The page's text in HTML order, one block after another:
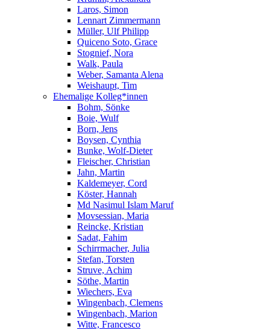
Laros, Simon
Lennart Zimmermann
Müller, Ulf Philipp
Quiceno Soto, Grace
Stognief, Nora
Walk, Paula
Weber, Samanta Alena
Weishaupt, Tim
Ehemalige Kolleg*innen
Bohm, Sönke
Boie, Wulf
Born, Jens
Boysen, Cynthia
Bunke, Wolf-Dieter
Fleischer, Christian
Jahn, Martin
Kaldemeyer, Cord
Köster, Hannah
Md Nasimul Islam Maruf
Movsessian, Maria
Reincke, Kristian
Sadat, Fahim
Schirrmacher, Julia
Stefan, Torsten
Struve, Achim
Söthe, Martin
Wiechers, Eva
Wingenbach, Clemens
Wingenbach, Marion
Witte, Francesco